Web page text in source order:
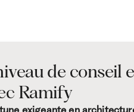
de conseil
Ramify
exigeante en